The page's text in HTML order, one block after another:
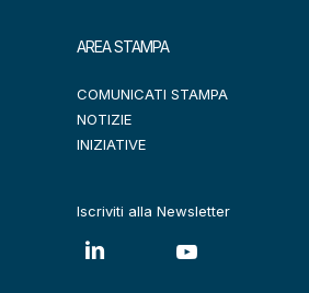
AREA STAMPA
COMUNICATI STAMPA
NOTIZIE
INIZIATIVE
Iscriviti alla Newsletter